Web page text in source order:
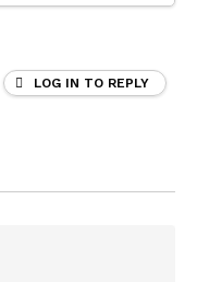
LOG IN TO REPLY